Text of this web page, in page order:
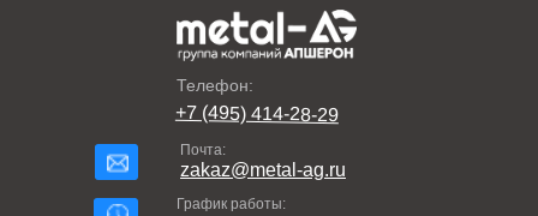
Телефон:
+7 (495) 414-28-29
Почта:
zakaz@metal-ag.ru
График работы: